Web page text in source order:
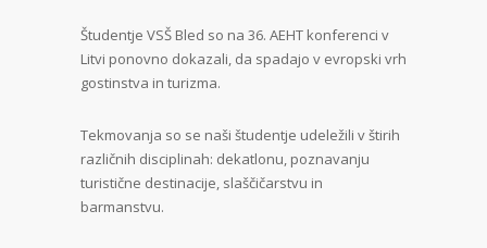
Študentje VSŠ Bled so na 36. AEHT konferenci v
Litvi ponovno dokazali, da spadajo v evropski vrh
gostinstva in turizma.
Tekmovanja so se naši študentje udeležili v štirih
različnih disciplinah: dekatlonu, poznavanju
turistične destinacije, slaščičarstvu in
barmanstvu.